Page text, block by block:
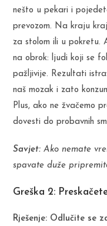
nešto u pekari i
prevozom. Na kraju
za stolom ili u pokretu.
na obrok: ljudi koji se
pažljivije. Rezultati
naš mozak i zato
Plus, ako ne žvačemo
dovesti do probavnih
Savjet: Ako nemate
spavate duže
Greška 2:
Rješenje: Odlučite se